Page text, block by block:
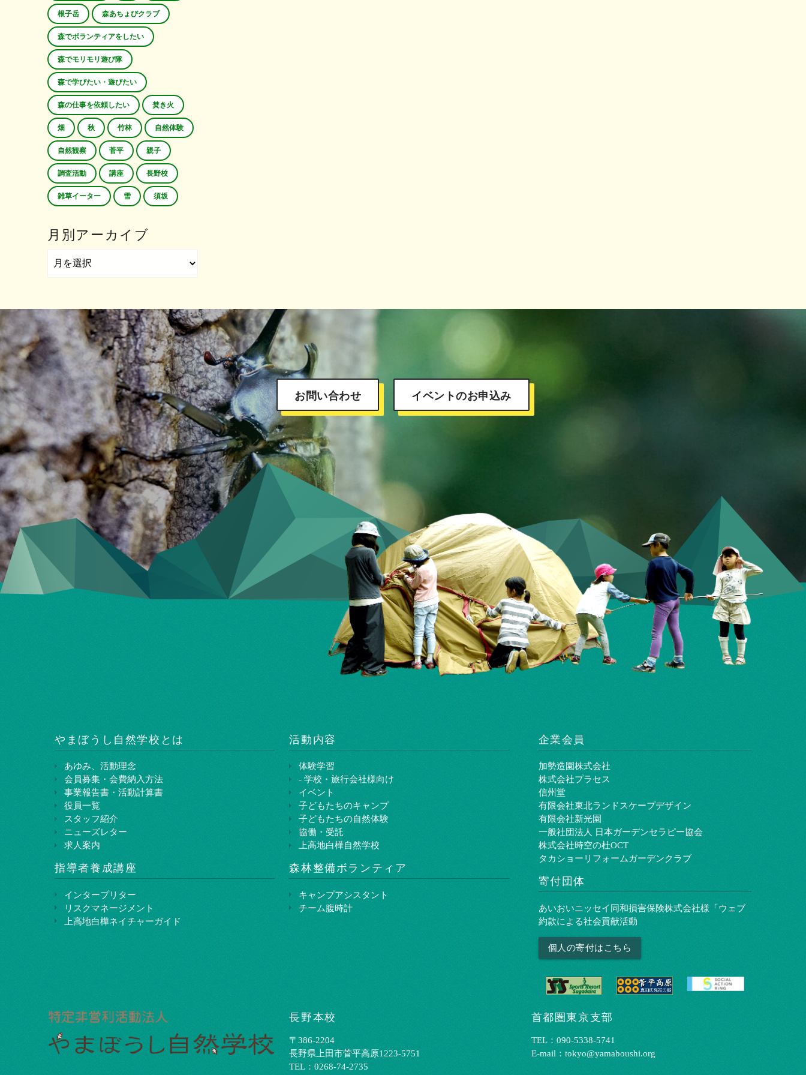
根子岳 森あちょびクラブ
森でボランティアをしたい
森でモリモリ遊び隊
森で学びたい・遊びたい
森の仕事を依頼したい 焚き火
畑 秋 竹林 自然体験
自然観察 菅平 親子
調査活動 講座 長野校
雑草イーター 雪 須坂
月別アーカイブ
お問い合わせ イベントのお申込み
やまぼうし⾃然学校とは
あゆみ、活動理念
会員募集・会費納入方法
事業報告書・活動計算書
役員一覧
スタッフ紹介
ニューズレター
求人案内
活動内容
体験学習
- 学校・旅行会社様向け
イベント
子どもたちのキャンプ
子どもたちの自然体験
協働・受託
上高地白樺自然学校
指導者養成講座
インタープリター
リスクマネージメント
上⾼地⽩樺ネイチャーガイド
森林整備ボランティア
キャンプアシスタント
チーム腹時計
企業会員
加勢造園株式会社
株式会社プラセス
信州堂
有限会社東北ランドスケープデザイン
有限会社新光園
一般社団法人 日本ガーデンセラピー協会
株式会社時空の杜OCT
タカショーリフォームガーデンクラブ
寄付団体
あいおいニッセイ同和損害保険株式会社様「ウェブ
約款による社会貢献活動
個人の寄付はこちら
長野本校
〒386-2204
⻑野県上⽥市菅平⾼原1223-5751
TEL：0268-74-2735
首都圏東京支部
TEL：090-5338-5741
E-mail：tokyo@yamaboushi.org